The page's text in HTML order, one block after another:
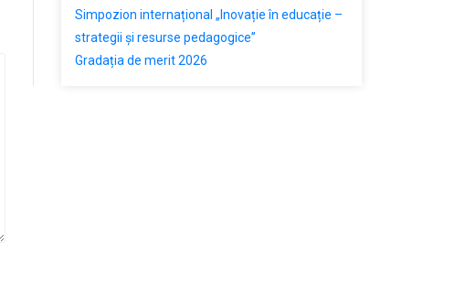
Simpozion internațional „Inovație în educație –
strategii și resurse pedagogice”
Gradația de merit 2026